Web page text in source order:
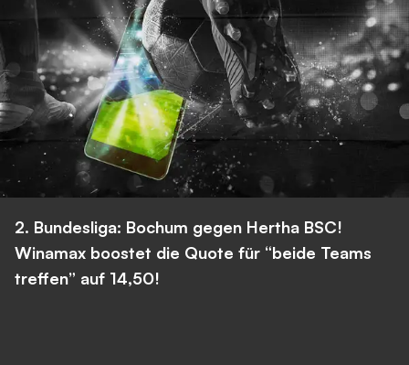
2. Bundesliga: Bochum gegen Hertha BSC!
Winamax boostet die Quote für “beide Teams
treffen” auf 14,50!